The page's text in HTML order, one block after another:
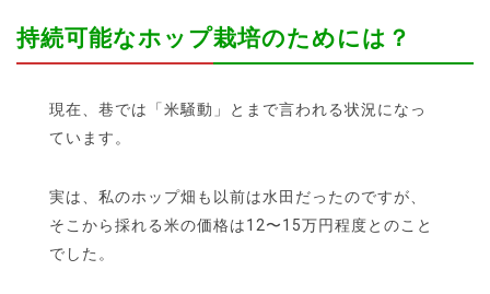
持続可能なホップ栽培のためには？
現在、巷では「米騒動」とまで言われる状況になっ
ています。
実は、私のホップ畑も以前は水田だったのですが、
そこから採れる米の価格は12〜15万円程度とのこと
でした。